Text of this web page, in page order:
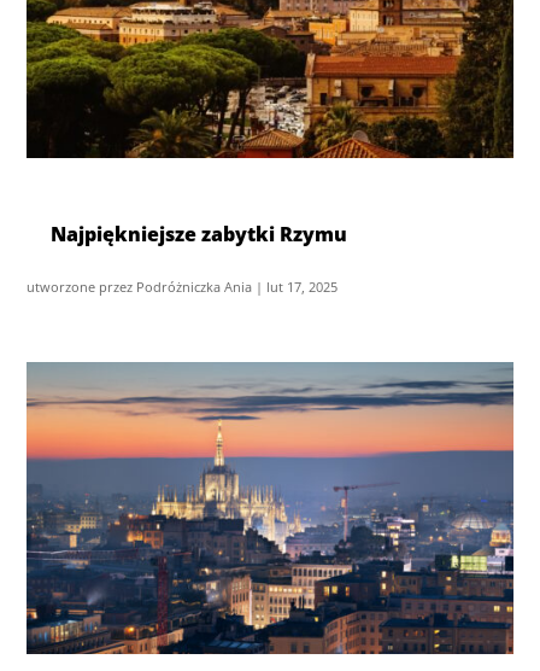
Najpiękniejsze zabytki Rzymu
utworzone przez Podróżniczka Ania | lut 17, 2025